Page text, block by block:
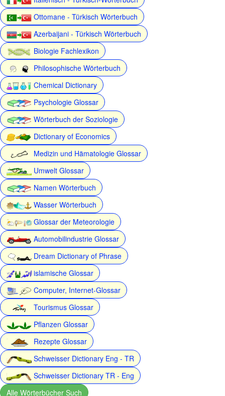
Ottomane - Türkisch Wörterbuch
Azerbaijani - Türkisch Wörterbuch
Biologie Fachlexikon
Philosophische Wörterbuch
Chemical Dictionary
Psychologie Glossar
Wörterbuch der Soziologie
Dictionary of Economics
Medizin und Hämatologie Glossar
Umwelt Glossar
Namen Wörterbuch
Wasser Wörterbuch
Glossar der Meteorologie
Automobilindustrie Glossar
Dream Dictionary of Phrase
islamische Glossar
Computer, Internet-Glossar
Tourismus Glossar
Pflanzen Glossar
Rezepte Glossar
Schweisser Dictionary Eng - TR
Schweisser Dictionary TR - Eng
Alle Wörterbücher Such